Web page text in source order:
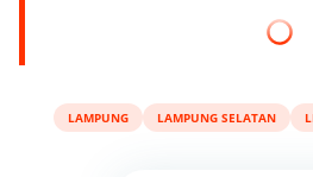
LAMPUNG LAMPUNG SELATAN